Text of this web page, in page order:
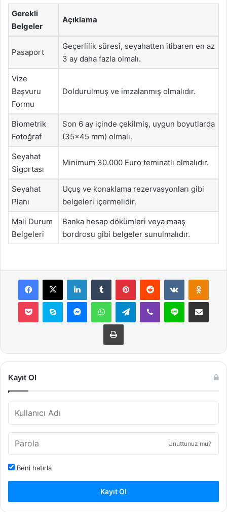
Gerekli
Belgeler
Açıklama
Pasaport
Geçerlilik süresi, seyahatten itibaren en az
3 ay daha fazla olmalı.
Vize
Başvuru
Formu
Doldurulmuş ve imzalanmış olmalıdır.
Biometrik
Fotoğraf
Son 6 ay içinde çekilmiş, uygun boyutlarda
(35×45 mm) olmalı.
Seyahat
Sigortası
Minimum 30.000 Euro teminatlı olmalıdır.
Seyahat
Planı
Uçuş ve konaklama rezervasyonları gibi
belgeleri içermelidir.
Mali Durum
Belgeleri
Banka hesap dökümleri veya maaş
bordrosu gibi belgeler sunulmalıdır.
Facebook
X LinkedInTumblr PinterestReddit VKontakte
Pocket Skype MessengerWhatsAppTelegramViber Line E-Posta ile
Yazdır
Kayıt Ol
Unuttunuz mu?
Beni hatırla
Kayıt Ol